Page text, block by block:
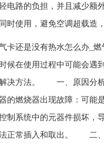
电路的负担，并且减少额
时使用，避免空调超载造，
卡还是没有热水怎么办_
候在使用过程中可能会遇
决方法。 一、原因分
的燃烧器出现故障：可
制系统中的元器件损坏
正常插入和取出。 二、